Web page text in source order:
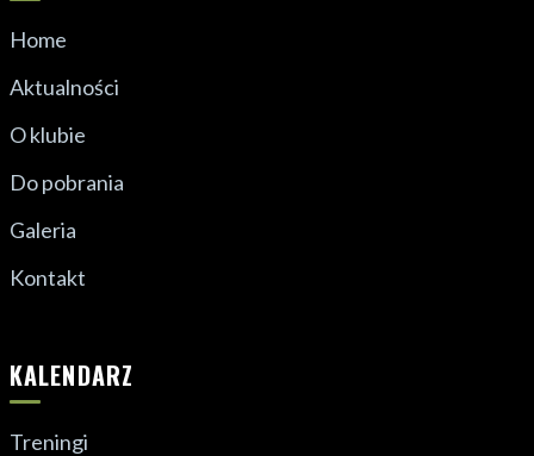
Home
Aktualności
O klubie
Do pobrania
Galeria
Kontakt
KALENDARZ
Treningi